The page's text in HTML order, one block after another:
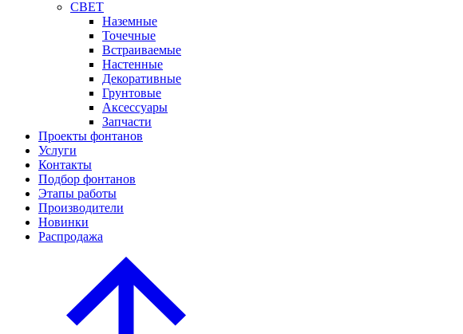
СВЕТ
Наземные
Точечные
Встраиваемые
Настенные
Декоративные
Грунтовые
Аксессуары
Запчасти
Проекты фонтанов
Услуги
Контакты
Подбор фонтанов
Этапы работы
Производители
Новинки
Распродажа